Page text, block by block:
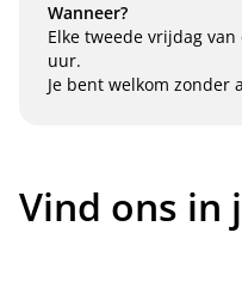
Wanneer?
Elke tweede vrijdag
uur.
Je bent welkom zonder
Vind ons in